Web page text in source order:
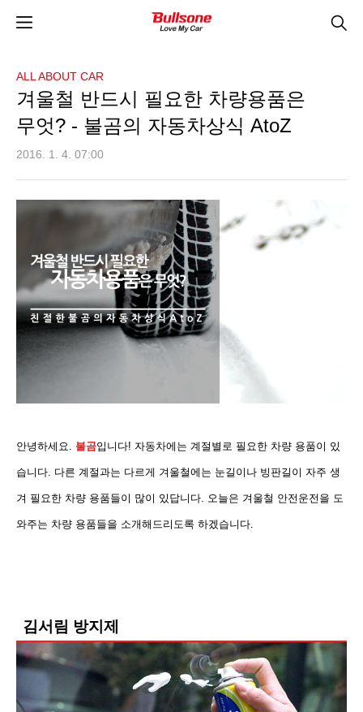
ALL ABOUT CAR
겨울철 반드시 필요한 차량용품은
무엇? - 불곰의 자동차상식 AtoZ
2016. 1. 4. 07:00
안녕하세요. 불곰입니다! 자동차에는 계절별로 필요한 차량 용품이 있
습니다. 다른 계절과는 다르게 겨울철에는 눈길이나 빙판길이 자주 생
겨 필요한 차량 용품들이 많이 있답니다. 오늘은 겨울철 안전운전을 도
와주는 차량 용품들을 소개해드리도록 하겠습니다.
김서림 방지제